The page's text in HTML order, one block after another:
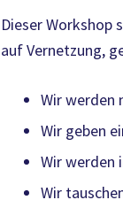
Dieser Workshop
auf Vernetzung,
Wir werden
Wir geben
Wir werden
Wir